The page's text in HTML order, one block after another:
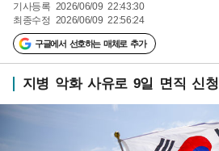
기사등록 2026/06/09 22:43:30
최종수정 2026/06/09 22:56:24
구글에서 선호하는 매체로 추가
지병 악화 사유로 9일 면직 신청